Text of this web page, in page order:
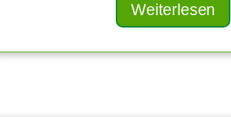
Weiterlesen